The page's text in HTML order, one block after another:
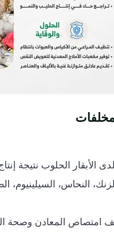
الأبقار الحلوب نتيجة
النحاس، السيلينيوم،